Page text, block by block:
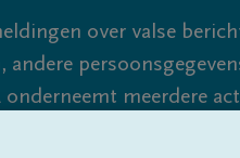
over valse
meerdere